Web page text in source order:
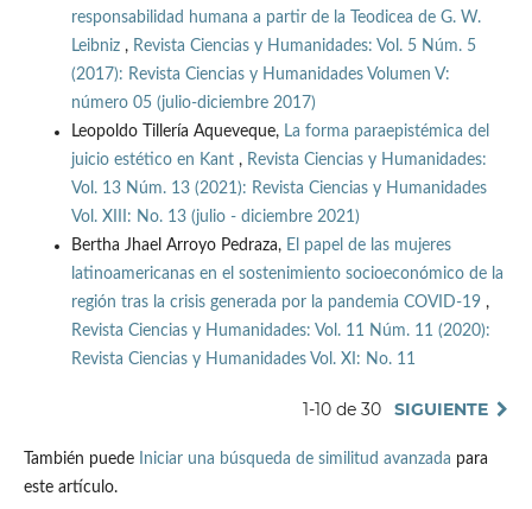
responsabilidad humana a partir de la Teodicea de G. W.
Leibniz , Revista Ciencias y Humanidades: Vol. 5 Núm. 5
(2017): Revista Ciencias y Humanidades Volumen V:
número 05 (julio-diciembre 2017)
Leopoldo Tillería Aqueveque, La forma paraepistémica del
juicio estético en Kant , Revista Ciencias y Humanidades:
Vol. 13 Núm. 13 (2021): Revista Ciencias y Humanidades
Vol. XIII: No. 13 (julio - diciembre 2021)
Bertha Jhael Arroyo Pedraza, El papel de las mujeres
latinoamericanas en el sostenimiento socioeconómico de la
región tras la crisis generada por la pandemia COVID-19 ,
Revista Ciencias y Humanidades: Vol. 11 Núm. 11 (2020):
Revista Ciencias y Humanidades Vol. XI: No. 11
1-10 de 30 SIGUIENTE
También puede Iniciar una búsqueda de similitud avanzada para
este artículo.